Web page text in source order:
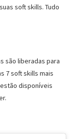
soft skills. Tudo
são liberadas para
7 soft skills mais
disponíveis